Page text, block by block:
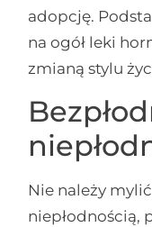
adopcję.
na ogół leki
zmianą stylu
Nie należy
niepłodnością,